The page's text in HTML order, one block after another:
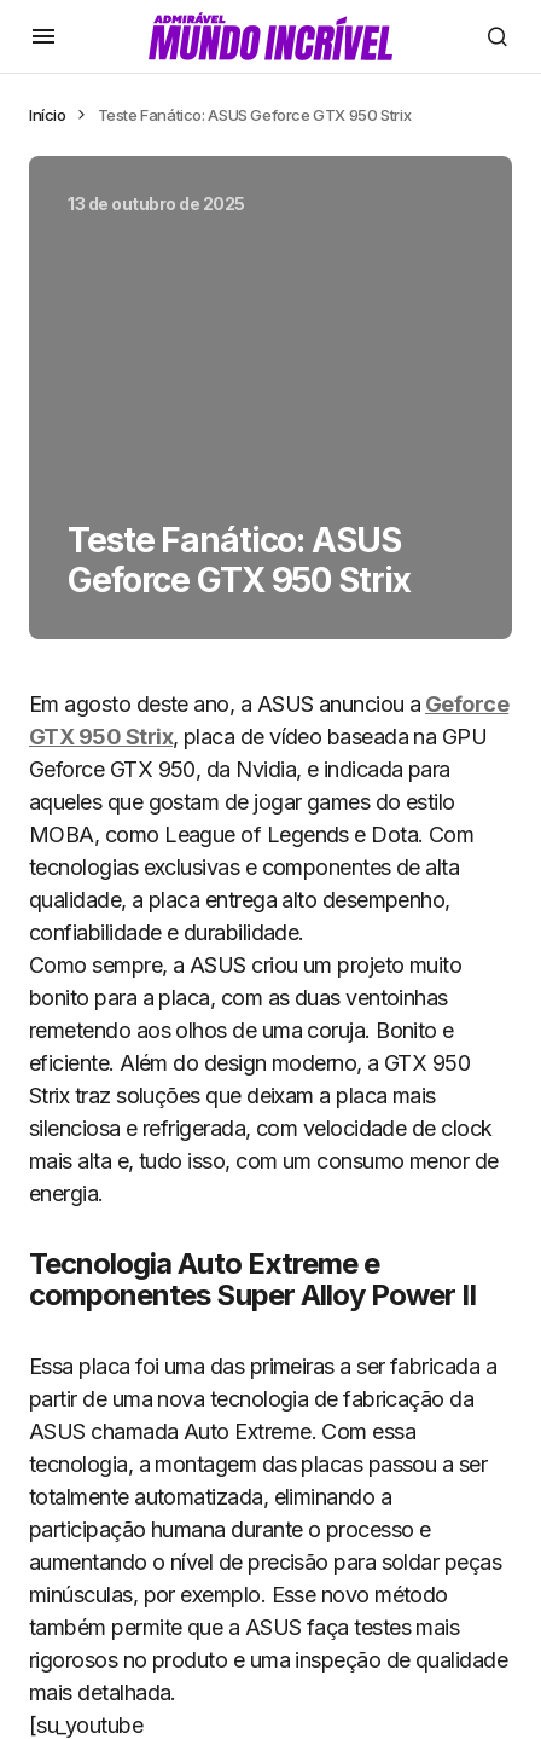
Início Teste Fanático: ASUS Geforce GTX 950 Strix
13 de outubro de 2025
Teste Fanático: ASUS
Geforce GTX 950 Strix
Em agosto deste ano, a ASUS anunciou a Geforce
GTX 950 Strix, placa de vídeo baseada na GPU
Geforce GTX 950, da Nvidia, e indicada para
aqueles que gostam de jogar games do estilo
MOBA, como League of Legends e Dota. Com
tecnologias exclusivas e componentes de alta
qualidade, a placa entrega alto desempenho,
confiabilidade e durabilidade.
Como sempre, a ASUS criou um projeto muito
bonito para a placa, com as duas ventoinhas
remetendo aos olhos de uma coruja. Bonito e
eficiente. Além do design moderno, a GTX 950
Strix traz soluções que deixam a placa mais
silenciosa e refrigerada, com velocidade de clock
mais alta e, tudo isso, com um consumo menor de
energia.
Tecnologia Auto Extreme e
componentes Super Alloy Power II
Essa placa foi uma das primeiras a ser fabricada a
partir de uma nova tecnologia de fabricação da
ASUS chamada Auto Extreme. Com essa
tecnologia, a montagem das placas passou a ser
totalmente automatizada, eliminando a
participação humana durante o processo e
aumentando o nível de precisão para soldar peças
minúsculas, por exemplo. Esse novo método
também permite que a ASUS faça testes mais
rigorosos no produto e uma inspeção de qualidade
mais detalhada.
[su_youtube